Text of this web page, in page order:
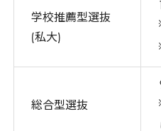
学校推薦型選抜
(私大)
総合型選抜